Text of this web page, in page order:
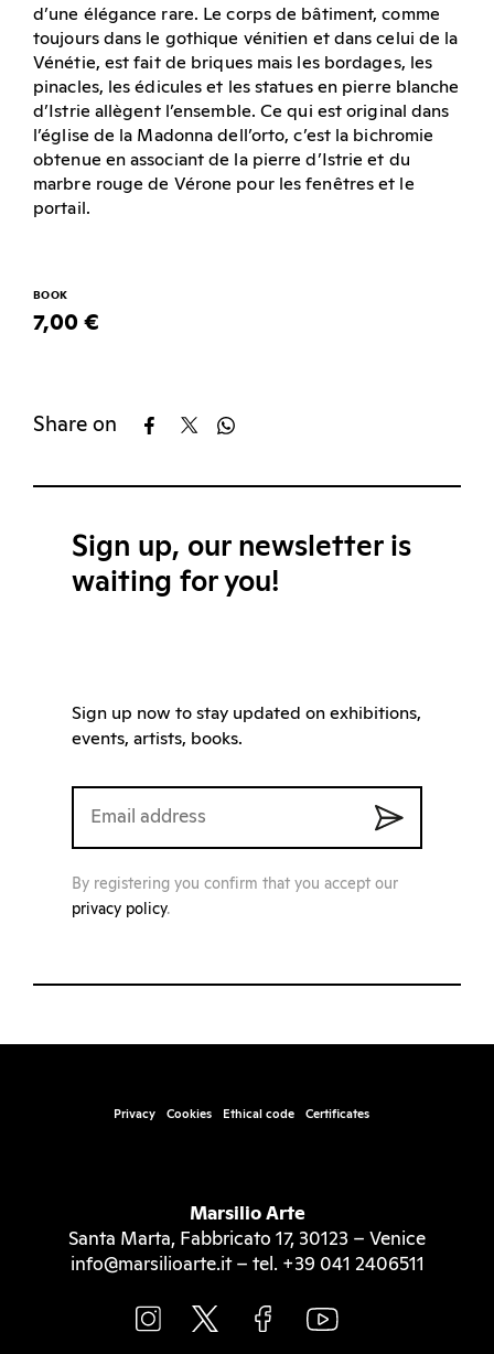
d’une élégance rare. Le corps de bâtiment, comme
toujours dans le gothique vénitien et dans celui de la
Vénétie, est fait de briques mais les bordages, les
pinacles, les édicules et les statues en pierre blanche
d’Istrie allègent l’ensemble. Ce qui est original dans
l’église de la Madonna dell’orto, c’est la bichromie
obtenue en associant de la pierre d’Istrie et du
marbre rouge de Vérone pour les fenêtres et le
portail.
BOOK
7,00 €
Share on
Sign up, our newsletter is
waiting for you!
Sign up now to stay updated on exhibitions,
events, artists, books.
By registering you confirm that you accept our
privacy policy.
Privacy Cookies Ethical code Certificates
Marsilio Arte
Santa Marta, Fabbricato 17, 30123 – Venice
info@marsilioarte.it – tel. +39 041 2406511